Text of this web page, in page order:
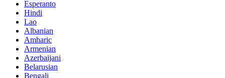
Esperanto
Hindi
Lao
Albanian
Amharic
Armenian
Azerbaijani
Belarusian
Bengali